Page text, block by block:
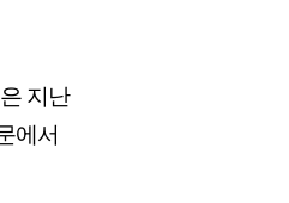
지난
에서